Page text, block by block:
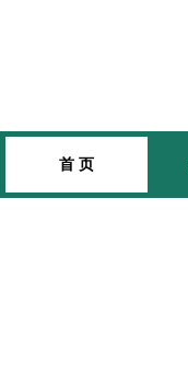
首 页